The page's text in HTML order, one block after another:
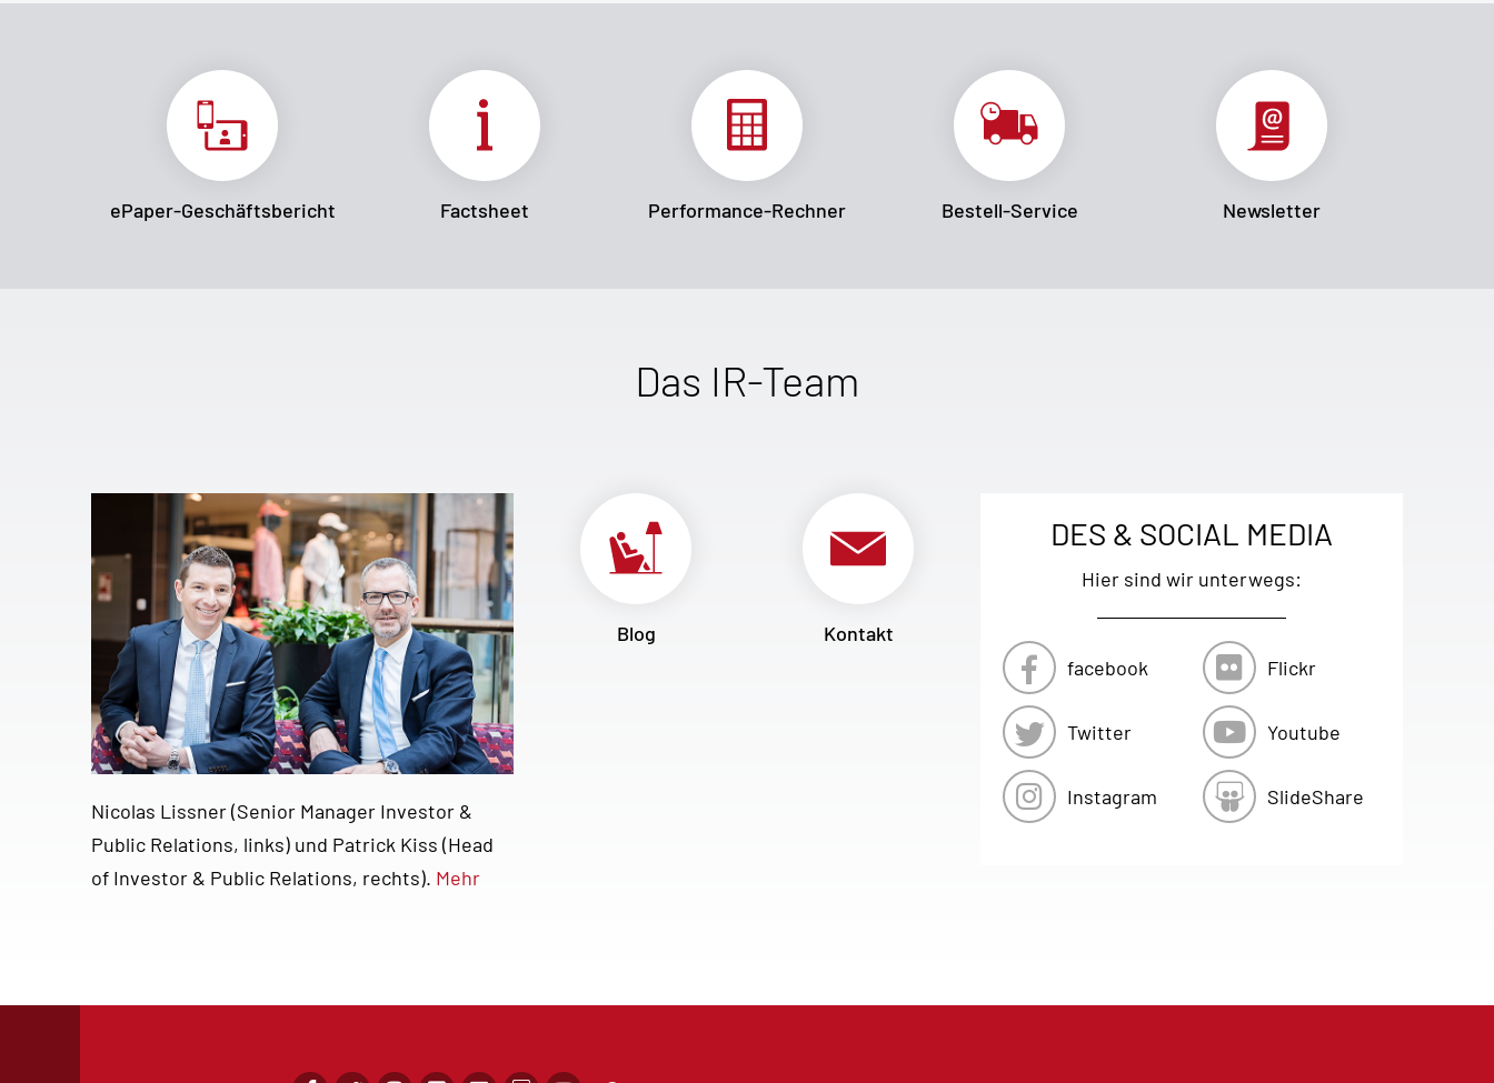
ePaper-Geschäftsbericht Factsheet Performance-Rechner Bestell-Service Newsletter
Das IR-Team
Nicolas Lissner (Senior Manager Investor &
Public Relations, links) und Patrick Kiss (Head
of Investor & Public Relations, rechts). Mehr
Blog Kontakt
DES & SOCIAL MEDIA
Hier sind wir unterwegs:
facebook
Twitter
Instagram
Flickr
Youtube
SlideShare